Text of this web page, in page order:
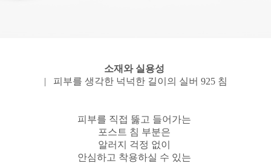
소재와 실용성
| 피부를 생각한 넉넉한 길이의 실버 925 침
피부를 직접 뚫고 들어가는
포스트 침 부분은
알러지 걱정 없이
안심하고 착용하실 수 있는